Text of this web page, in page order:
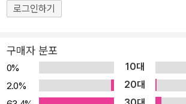
라가요. 동물 친구를 알아가며 소근육을 키워요.
로그인하기
구매자 분포
0% 10대
2.0%
20대